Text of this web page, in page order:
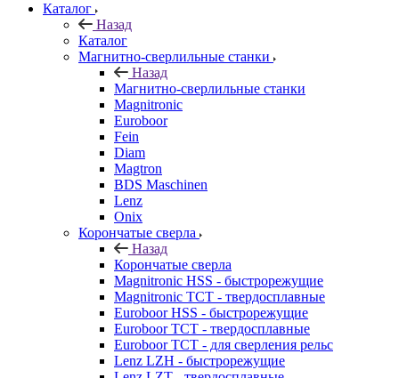
Каталог
Назад
Каталог
Магнитно-сверлильные станки
Назад
Магнитно-сверлильные станки
Magnitronic
Euroboor
Fein
Diam
Magtron
BDS Maschinen
Lenz
Onix
Корончатые сверла
Назад
Корончатые сверла
Magnitronic HSS - быстрорежущие
Magnitronic TCT - твердосплавные
Euroboor HSS - быстрорежущие
Euroboor TCT - твердосплавные
Euroboor TCT - для сверления рельс
Lenz LZH - быстрорежущие